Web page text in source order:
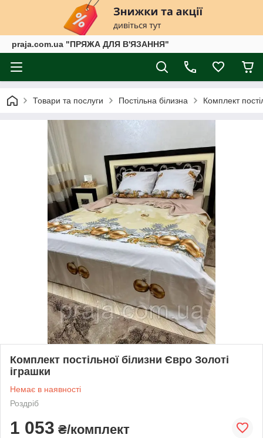
praja.com.ua "ПРЯЖА ДЛЯ В'ЯЗАННЯ"
Товари та послуги Постільна білизна Комплект
Комплект постільної білизни Євро Золоті
іграшки
Немає в наявності
Роздріб
1 053 ₴/комплект